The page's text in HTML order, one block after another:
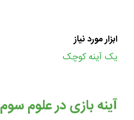
ابزار مورد نیاز
یک آینه کوچک
آینه بازی در علوم سوم